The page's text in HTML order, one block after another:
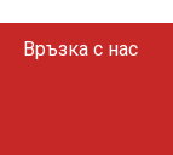
Връзка с нас